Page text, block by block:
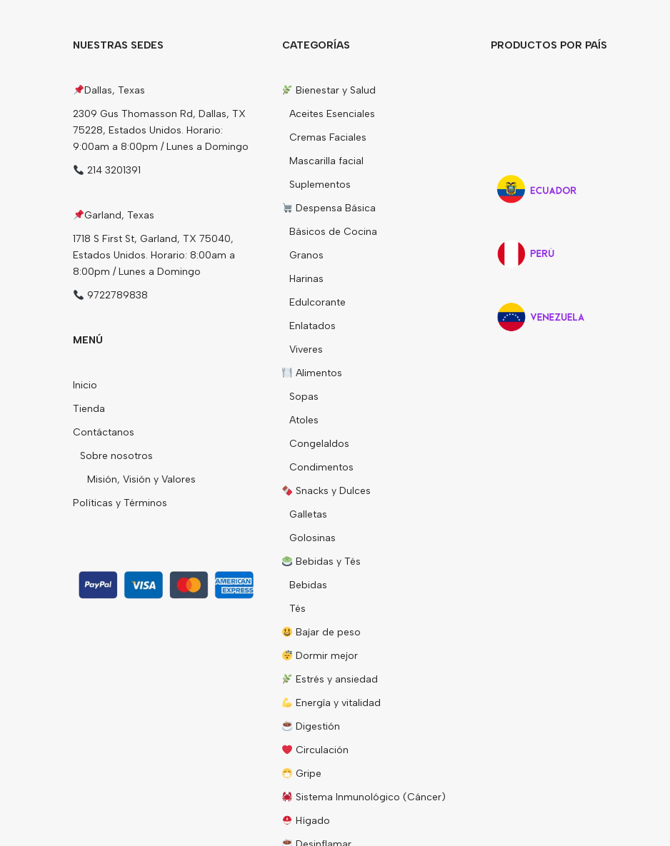
NUESTRAS SEDES
Dallas, Texas
2309 Gus Thomasson Rd, Dallas, TX
75228, Estados Unidos. Horario:
9:00am a 8:00pm / Lunes a Domingo
214 3201391
Garland, Texas
1718 S First St, Garland, TX 75040,
Estados Unidos. Horario: 8:00am a
8:00pm / Lunes a Domingo
9722789838
MENÚ
Inicio
Tienda
Contáctanos
Sobre nosotros
Misión, Visión y Valores
Políticas y Términos
CATEGORÍAS
Bienestar y Salud
Aceites Esenciales
Cremas Faciales
Mascarilla facial
Suplementos
Despensa Básica
Básicos de Cocina
Granos
Harinas
Edulcorante
Enlatados
Viveres
Alimentos
Sopas
Atoles
Congelaldos
Condimentos
Snacks y Dulces
Galletas
Golosinas
Bebidas y Tés
Bebidas
Tés
Bajar de peso
Dormir mejor
Estrés y ansiedad
Energîa y vitalidad
Digestión
Circulación
Gripe
Sistema Inmunológico (Cáncer)
Hígado
PRODUCTOS POR PAÍS